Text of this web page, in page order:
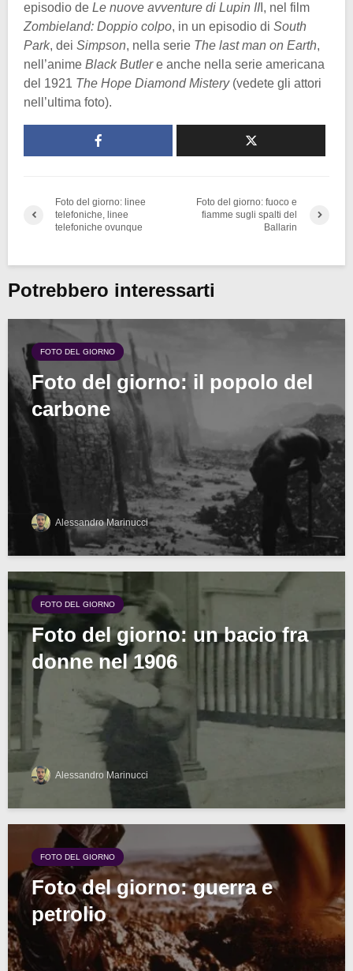
episodio de Le nuove avventure di Lupin III, nel film
Zombieland: Doppio colpo, in un episodio di South
Park, dei Simpson, nella serie The last man on Earth,
nell’anime Black Butlere anche nella serie americana
del 1921 The Hope Diamond Mistery(vedete gli attori
nell’ultima foto).
Foto del giorno: linee
telefoniche, linee
telefoniche ovunque
Foto del giorno: fuoco e
fiamme sugli spalti del
Ballarin
Potrebbero interessarti
FOTO DEL GIORNO
Foto del giorno: il popolo del
carbone
Alessandro Marinucci
FOTO DEL GIORNO
Foto del giorno: un bacio fra
donne nel 1906
Alessandro Marinucci
FOTO DEL GIORNO
Foto del giorno: guerra e
petrolio